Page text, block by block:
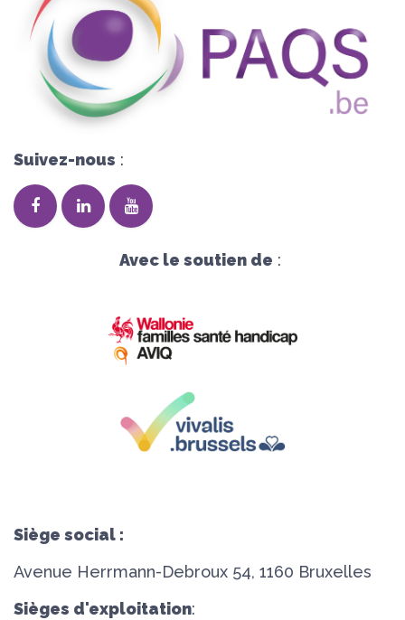
Suivez-nous :
Avec le soutien de :
Siège social :
Avenue Herrmann-Debroux 54, 1160 Bruxelles
Sièges d'exploitation: